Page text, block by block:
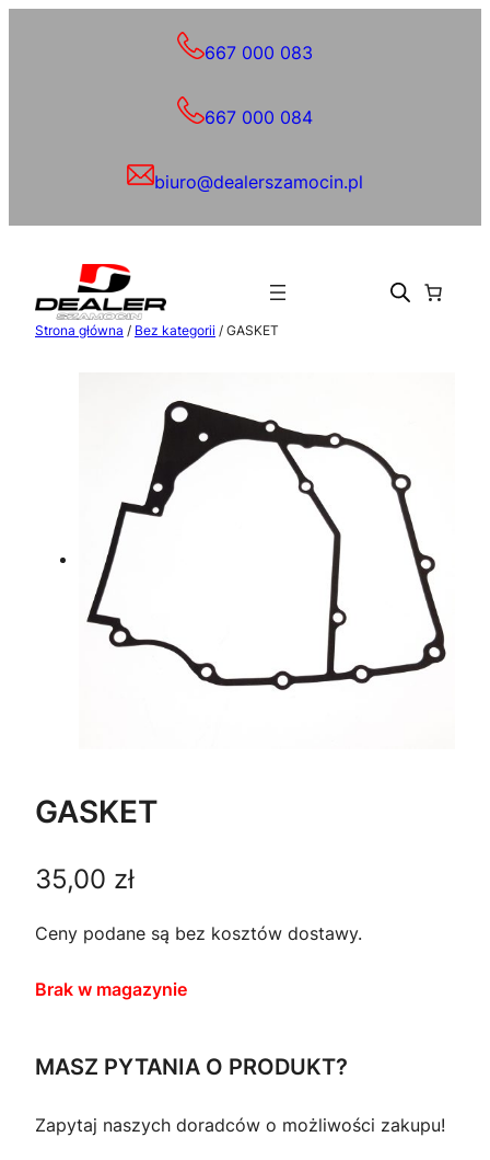
667 000 083
667 000 084
biuro@dealerszamocin.pl
Strona główna / Bez kategorii / GASKET
GASKET
35,00 zł
Ceny podane są bez kosztów dostawy.
Brak w magazynie
MASZ PYTANIA O PRODUKT?
Zapytaj naszych doradców o możliwości zakupu!